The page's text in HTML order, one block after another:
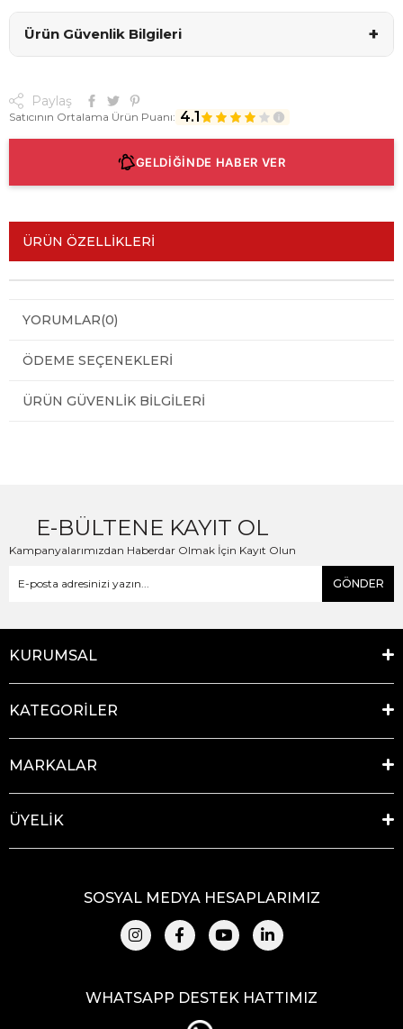
Ürün Güvenlik Bilgileri +
Paylaş
Satıcının Ortalama Ürün Puanı: 4.1
GELDİĞİNDE HABER VER
ÜRÜN ÖZELLIKLERI
YORUMLAR(0)
ÖDEME SEÇENEKLERI
ÜRÜN GÜVENLIK BILGILERI
E-BÜLTENE KAYIT OL
Kampanyalarımızdan Haberdar Olmak İçin Kayıt Olun
GÖNDER
KURUMSAL
KATEGORİLER
MARKALAR
ÜYELİK
SOSYAL MEDYA HESAPLARIMIZ
WHATSAPP DESTEK HATTIMIZ